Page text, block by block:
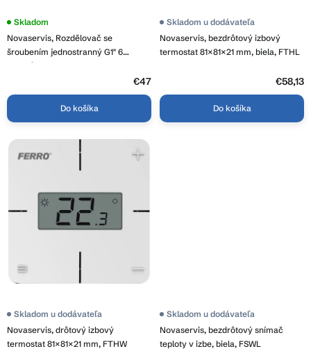
o
v
Novaservis, Rozdělovač se
šroubením jednostranný G1" 6
okruhů, RPN06
Skladom
€47
Do košíka
Novaservis, bezdrôtový izbový
termostat 81×81×21 mm, biela, FTHL
Skladom u dodávateľa
€58,13
Do košíka
Novaservis, drôtový izbový
termostat 81×81×21 mm, FTHW
Skladom u dodávateľa
Novaservis, bezdrôtový snímač
teploty v izbe, biela, FSWL
Skladom u dodávateľa